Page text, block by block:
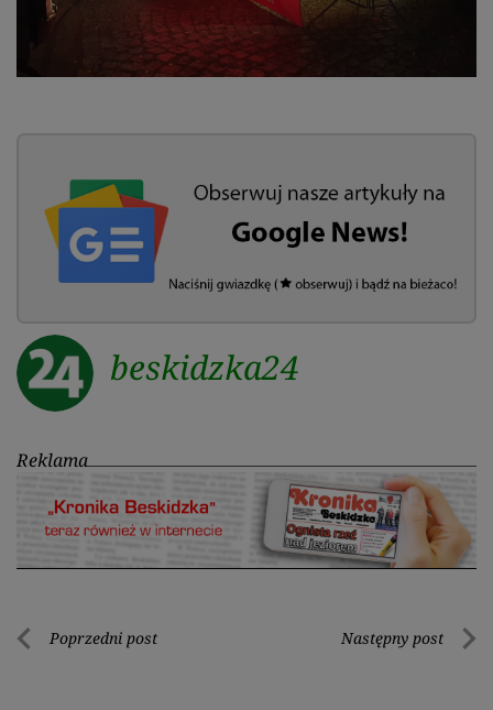
beskidzka24
Reklama
Nawigacja
Poprzedni post Następny post